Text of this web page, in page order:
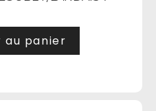
au panier